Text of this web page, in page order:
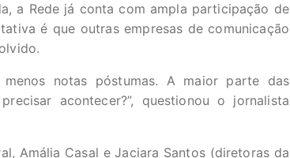
a Rede já conta com ampla participação de
é que outras empresas de comunicação
notas póstumas. A maior parte das
acontecer?”, questionou o jornalista
Amália Casal e Jaciara Santos (diretoras da